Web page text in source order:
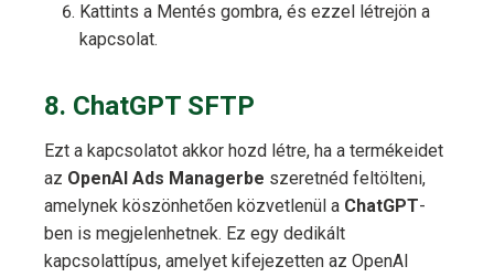
Kattints a Mentés gombra, és ezzel létrejön a
kapcsolat.
8. ChatGPT SFTP
Ezt a kapcsolatot akkor hozd létre, ha a termékeidet
az OpenAI Ads Managerbe szeretnéd feltölteni,
amelynek köszönhetően közvetlenül a ChatGPT-
ben is megjelenhetnek. Ez egy dedikált
kapcsolattípus, amelyet kifejezetten az OpenAI